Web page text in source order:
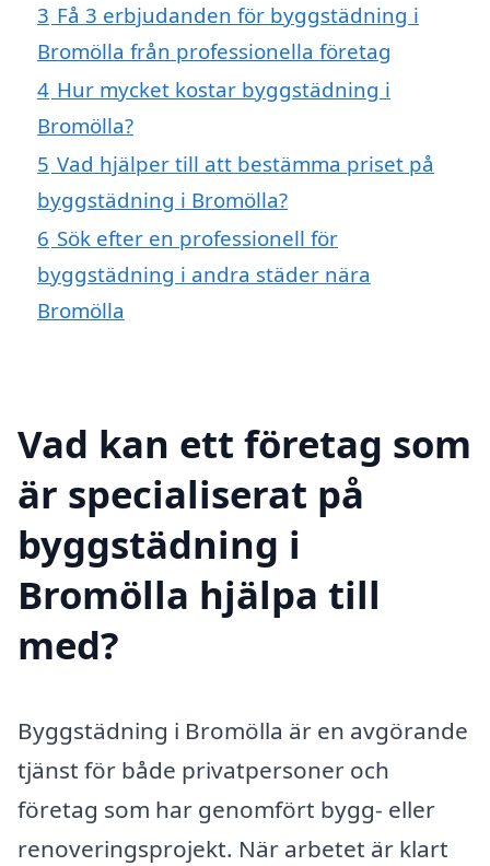
3 Få 3 erbjudanden för byggstädning i
Bromölla från professionella företag
4 Hur mycket kostar byggstädning i
Bromölla?
5 Vad hjälper till att bestämma priset på
byggstädning i Bromölla?
6 Sök efter en professionell för
byggstädning i andra städer nära
Bromölla
Vad kan ett företag som
är specialiserat på
byggstädning i
Bromölla hjälpa till
med?
Byggstädning i Bromölla är en avgörande
tjänst för både privatpersoner och
företag som har genomfört bygg- eller
renoveringsprojekt. När arbetet är klart